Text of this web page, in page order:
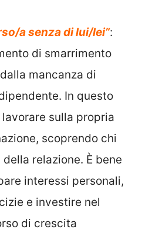
a senza di lui/lei”:
di smarrimento
mancanza di
In questo
sulla propria
scoprendo chi
relazione. È bene
interessi personali,
e investire nel
di crescita